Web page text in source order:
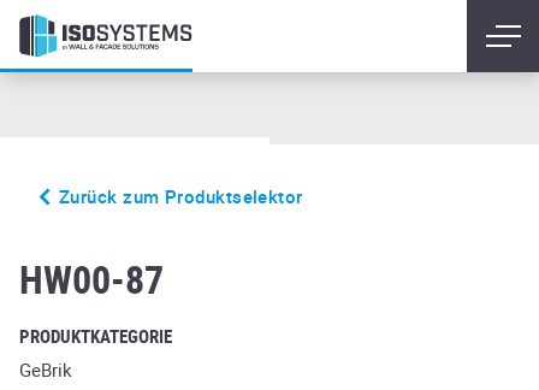
Zurück zum Produktselektor
HW00-87
PRODUKTKATEGORIE
GeBrik